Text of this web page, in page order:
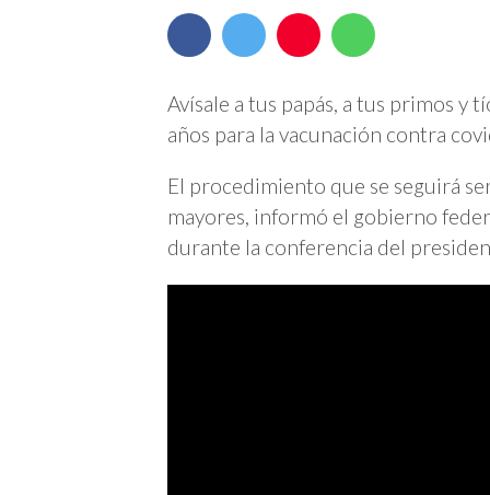
Avísale a tus papás, a tus primos y
años para la vacunación contra
El procedimiento que se seguirá
mayores, informó el gobierno
durante la conferencia del